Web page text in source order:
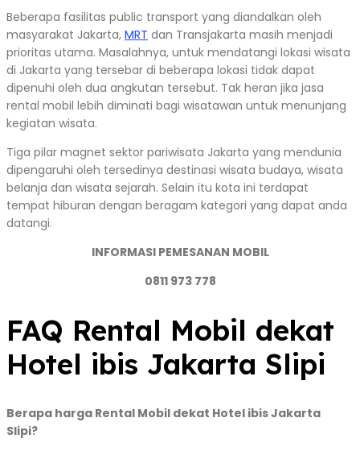
Beberapa fasilitas public transport yang diandalkan oleh
masyarakat Jakarta, MRT dan Transjakarta masih menjadi
prioritas utama. Masalahnya, untuk mendatangi lokasi wisata
di Jakarta yang tersebar di beberapa lokasi tidak dapat
dipenuhi oleh dua angkutan tersebut. Tak heran jika jasa
rental mobil lebih diminati bagi wisatawan untuk menunjang
kegiatan wisata.
Tiga pilar magnet sektor pariwisata Jakarta yang mendunia
dipengaruhi oleh tersedinya destinasi wisata budaya, wisata
belanja dan wisata sejarah. Selain itu kota ini terdapat
tempat hiburan dengan beragam kategori yang dapat anda
datangi.
INFORMASI PEMESANAN MOBIL
0811 973 778
FAQ Rental Mobil dekat
Hotel ibis Jakarta Slipi
Berapa harga Rental Mobil dekat Hotel ibis Jakarta
Slipi?